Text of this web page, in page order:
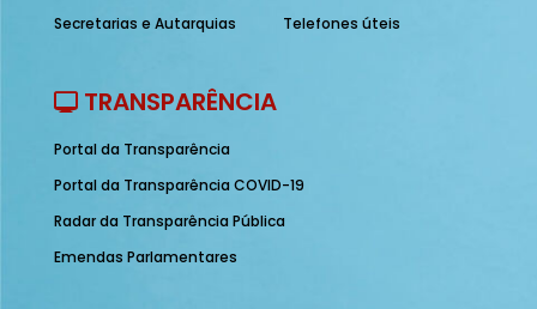
Secretarias e Autarquias
Telefones úteis
TRANSPARÊNCIA
Portal da Transparência
Portal da Transparência COVID-19
Radar da Transparência Pública
Emendas Parlamentares